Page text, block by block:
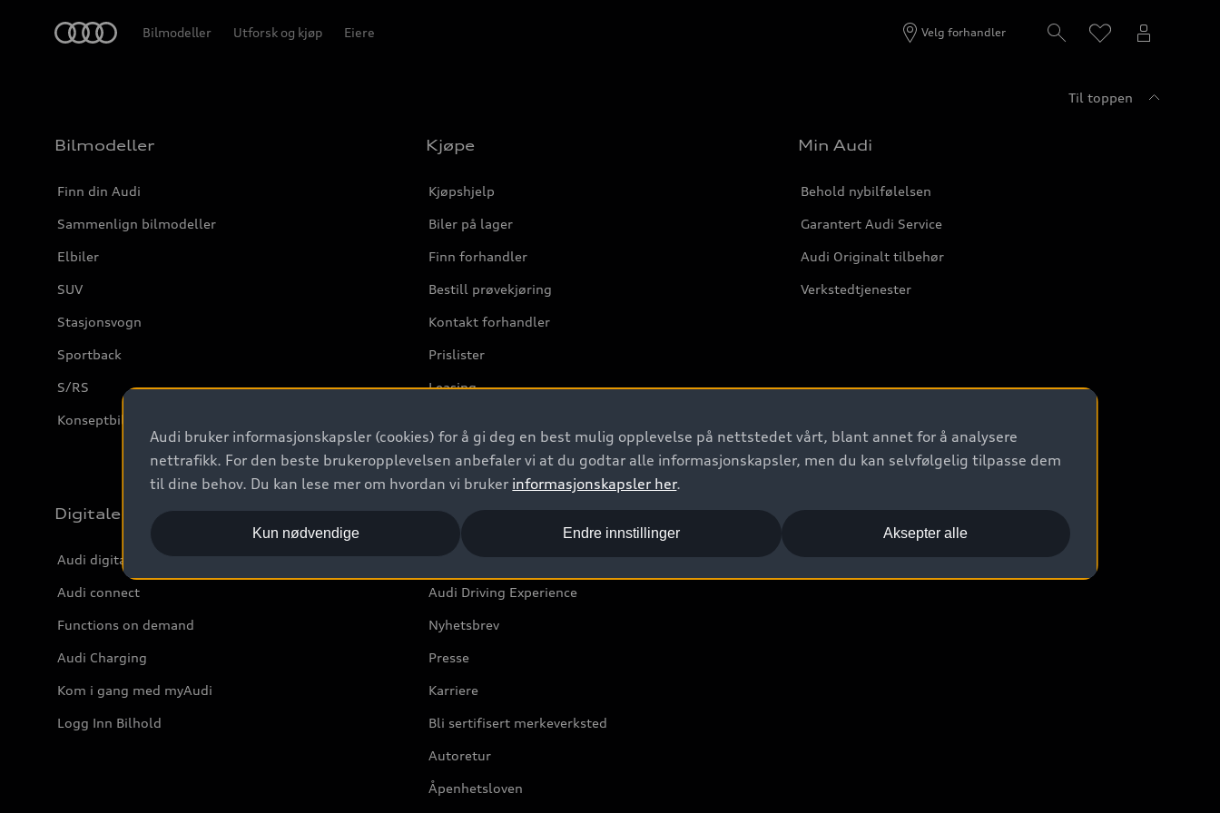
Bilmodeller Utforsk og kjøp Eiere Velg forhandler
Til toppen
Bilmodeller
Finn din Audi
Sammenlign bilmodeller
Elbiler
SUV
Stasjonsvogn
Sportback
S/RS
Konseptbiler og prototyper
Kjøpe
Kjøpshjelp
Biler på lager
Finn forhandler
Bestill prøvekjøring
Kontakt forhandler
Prislister
Leasing
Audi Forsikring
Min Audi
Behold nybilfølelsen
Garantert Audi Service
Audi Originalt tilbehør
Verkstedtjenester
Digitale tjenester
Audi digitale tjenester
Audi connect
Functions on demand
Audi Charging
Kom i gang med myAudi
Logg Inn Bilhold
Audi Norge
Kundeservice
Audi Driving Experience
Nyhetsbrev
Presse
Karriere
Bli sertifisert merkeverksted
Autoretur
Åpenhetsloven
Audi bruker informasjonskapsler (cookies) for å gi deg en best mulig opplevelse på nettstedet vårt, blant annet for å analysere
nettrafikk. For den beste brukeropplevelsen anbefaler vi at du godtar alle informasjonskapsler, men du kan selvfølgelig tilpasse dem
til dine behov. Du kan lese mer om hvordan vi bruker informasjonskapsler her.
Aksepter alle
Kun nødvendige Endre innstillinger